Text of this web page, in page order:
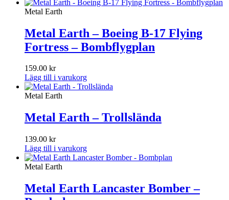
Metal Earth
Metal Earth – Boeing B-17 Flying
Fortress – Bombflygplan
159.00 kr
Lägg till i varukorg
Metal Earth
Metal Earth – Trollslända
139.00 kr
Lägg till i varukorg
Metal Earth
Metal Earth Lancaster Bomber –